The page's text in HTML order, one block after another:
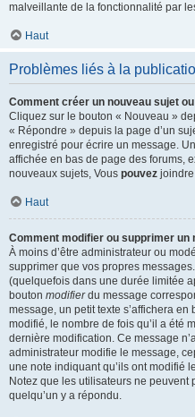
malveillante de la fonctionnalité par
Haut
Problèmes liés à la
Comment créer un nouveau sujet
Cliquez sur le bouton « Nouveau »
« Répondre » depuis la page d’un
enregistré pour écrire un message.
affichée en bas de page des forums,
nouveaux sujets, Vous pouvez
Haut
Comment modifier ou supprimer un
À moins d’être administrateur ou
supprimer que vos propres
(quelquefois dans une durée limitée
bouton modifierdu message
message, un petit texte s’affichera
modifié, le nombre de fois qu’il a été
dernière modification. Ce message
administrateur modifie le message,
une note indiquant qu’ils ont modifié
Notez que les utilisateurs ne
quelqu’un y a répondu.